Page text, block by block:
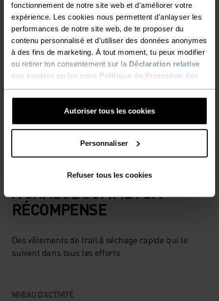
fonctionnement de notre site web et d'améliorer votre
expérience. Les cookies nous permettent d'anlayser les
performances de notre site web, de te proposer du
contenu personnalisé et d'utiliser des données anonymes
à des fins de marketing. À tout moment, tu peux modifier
ou retirer ton consentement sur la Déclaration relative
aux cookies ou lire notre Politique de Protection des
Autoriser tous les cookies
Personnaliser
Refuser tous les cookies
conçu presque entièrement à partir de matériaux
recyclés. Son tissu extérieur léger et résistant aux
accrocs t’accompagne sans problème sur les
terrains accidentés envahis par la végétation. La
taille ajustable est équipée de poches en mesh
extensible, de sangles intégrées pour tes bâtons
Ce modèle s’accompagne d’un sous-short
ultraconfortable avec poche pour téléphone et de
détails réfléchissants pour rester bien visible. À
tes côtés pour tes courses en montagne.
À CHAQUE SOMMET SA
RÉCOMPENSE
Des vêtements de trail à séchage rapide qui te
suivent dans tous tes efforts.
NIVEAU D'ACTIVITÉ